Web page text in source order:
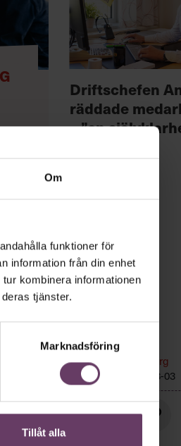
Om
funktioner för
information från din enhet
kombinera informationen
tjänster.
Marknadsföring
Tillåt alla
Driftschefen
räddade
– ”en
än
Ledarskap
Text:Fredrik Kullberg
Publicerad
2026-08-03